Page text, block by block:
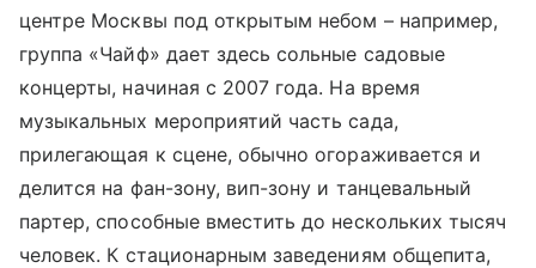
центре Москвы под открытым небом – например,
группа «Чайф» дает здесь сольные садовые
концерты, начиная с 2007 года. На время
музыкальных мероприятий часть сада,
прилегающая к сцене, обычно огораживается и
делится на фан-зону, вип-зону и танцевальный
партер, способные вместить до нескольких тысяч
человек. К стационарным заведениям общепита,